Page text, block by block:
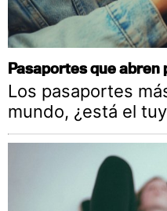
Pasaportes que abren
Los pasaportes
mundo, ¿está el